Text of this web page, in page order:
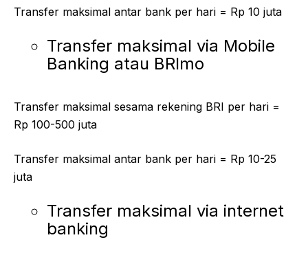
Transfer maksimal antar bank per hari = Rp 10 juta
Transfer maksimal via Mobile
Banking atau BRImo
Transfer maksimal sesama rekening BRI per hari =
Rp 100-500 juta
Transfer maksimal antar bank per hari = Rp 10-25
juta
Transfer maksimal via internet
banking